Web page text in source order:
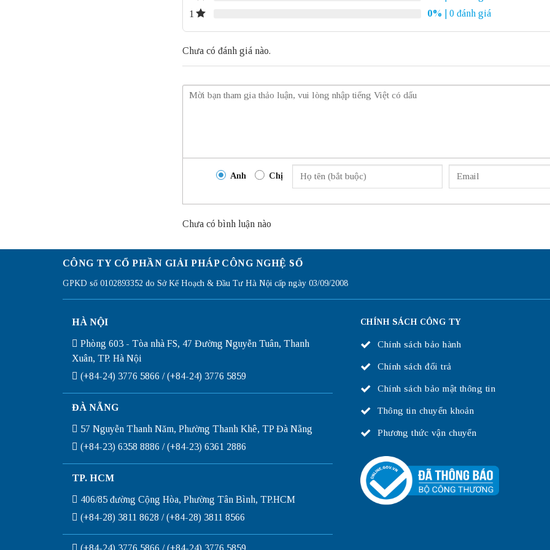
1
0% | 0 đánh giá
Chưa có đánh giá nào.
Anh Chị
Chưa có bình luận nào
CÔNG TY CỔ PHẦN GIẢI PHÁP CÔNG NGHỆ SỐ
GPKD số 0102893352 do Sở Kế Hoạch & Đầu Tư Hà Nội cấp ngày 03/09/2008
HÀ NỘI
Phòng 603 - Tòa nhà FS, 47 Đường Nguyễn Tuân, Thanh
Xuân, TP. Hà Nội
(+84-24) 3776 5866 / (+84-24) 3776 5859
ĐÀ NẴNG
57 Nguyễn Thanh Năm, Phường Thanh Khê, TP Đà Nẵng
(+84-23) 6358 8886 / (+84-23) 6361 2886
TP. HCM
406/85 đường Cộng Hòa, Phường Tân Bình, TP.HCM
(+84-28) 3811 8628 / (+84-28) 3811 8566
(+84-24) 3776 5866 / (+84-24) 3776 5859
CHÍNH SÁCH CÔNG TY
Chính sách bảo hành
Chính sách đổi trả
Chính sách bảo mật thông tin
Thông tin chuyển khoản
Phương thức vận chuyển